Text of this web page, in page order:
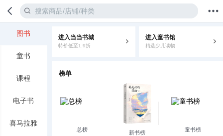
分类 购物车
图书
童书
课程
电子书
喜马拉雅
进入当当书城
特价低至1.9折
进入童书馆
精选少儿读物
榜单
总榜 新书榜 童书榜